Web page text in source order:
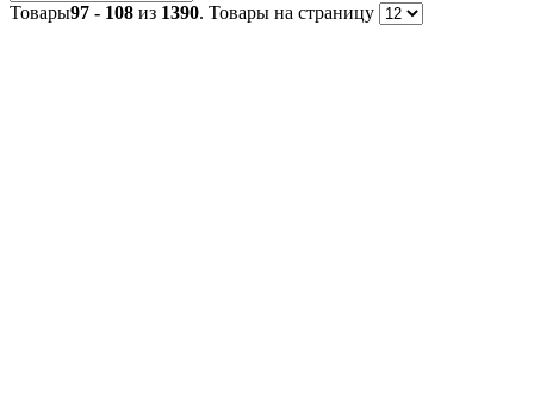
Товары97 - 108 из 1390. Товары на страницу